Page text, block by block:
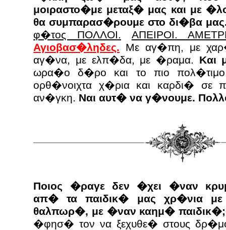
μοιραστο�με μεταξ� μας και με
θα συμπαρασ�ρουμε στο δι�βα
φ�τος ΠΟΛΛΟΙ.
ΑΠΕΙΡΟΙ.
Αγιοβασ�ληδες. Με αγ�πη, με
αγ�να, με ελπ�δα, με �ραμα. Και
ωρα�ο δ�ρο και το πιο
ορθ�νοιχτα χ�ρια και καρδι� σε
αν�γκη. Ναι αυτ� να γ�νουμε.
Ποιος �ραγε δεν �χει �ναν
απ� τα παιδικ� μας χρ�νια
θαλπωρ�, με �ναν καημ� παιδικ�;
�φησ� τον να ξεχυθε� στους